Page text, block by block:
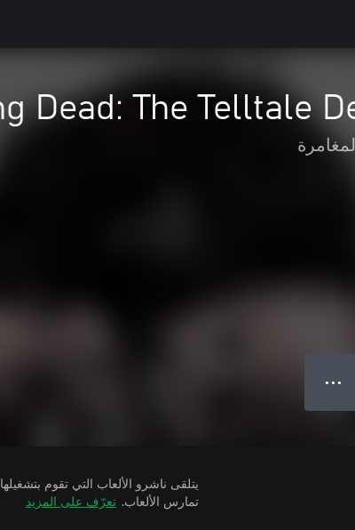
Dead: The Telltale
● ● ●
تمارس الألعاب. تعرّف على المزيد